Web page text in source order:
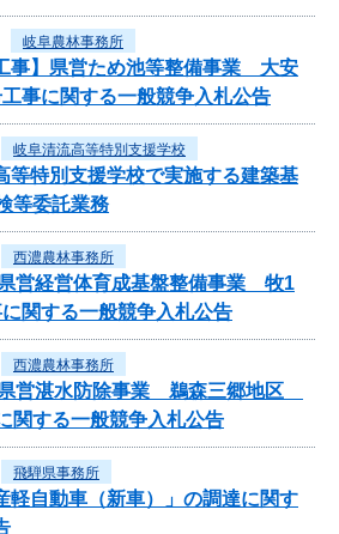
岐阜農林事務所
事】県営ため池等整備事業 大安
事に関する一般競争入札公告
岐阜清流高等特別支援学校
等特別支援学校で実施する建築基
等委託業務
西濃農林事務所
県営経営体育成基盤整備事業 牧1
関する一般競争入札公告
西濃農林事務所
県営湛水防除事業 鵜森三郷地区
関する一般競争入札公告
飛騨県事務所
軽自動車（新車）」の調達に関す